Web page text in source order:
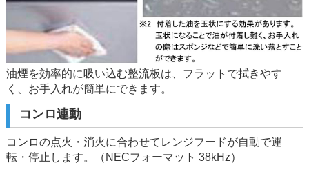
油煙を効率的に吸い込む整流板は、フラットで拭きやす
く、お手入れが簡単にできます。
コンロ連動
コンロの点火・消火に合わせてレンジフードが自動で運
転・停止します。（NECフォーマット 38kHz）